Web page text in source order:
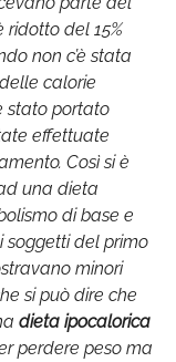
ridotto del 15%
non c’è stata
calorie
stato portato
effettuate
Così si è
una dieta
di base e
soggetti del primo
minori
si può dire che
dieta ipocalorica
perdere peso ma